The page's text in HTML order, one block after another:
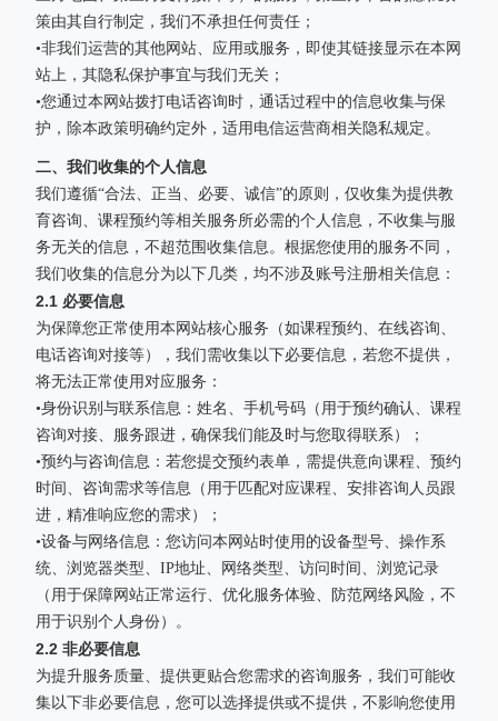
策由其自行制定，我们不承担任何责任；
•非我们运营的其他网站、应用或服务，即使其链接显示在本网
站上，其隐私保护事宜与我们无关；
•您通过本网站拨打电话咨询时，通话过程中的信息收集与保
护，除本政策明确约定外，适用电信运营商相关隐私规定。
二、我们收集的个人信息
我们遵循“合法、正当、必要、诚信”的原则，仅收集为提供教
育咨询、课程预约等相关服务所必需的个人信息，不收集与服
务无关的信息，不超范围收集信息。根据您使用的服务不同，
我们收集的信息分为以下几类，均不涉及账号注册相关信息：
2.1 必要信息
为保障您正常使用本网站核心服务（如课程预约、在线咨询、
电话咨询对接等），我们需收集以下必要信息，若您不提供，
将无法正常使用对应服务：
•身份识别与联系信息：姓名、手机号码（用于预约确认、课程
咨询对接、服务跟进，确保我们能及时与您取得联系）；
•预约与咨询信息：若您提交预约表单，需提供意向课程、预约
时间、咨询需求等信息（用于匹配对应课程、安排咨询人员跟
进，精准响应您的需求）；
•设备与网络信息：您访问本网站时使用的设备型号、操作系
统、浏览器类型、IP地址、网络类型、访问时间、浏览记录
（用于保障网站正常运行、优化服务体验、防范网络风险，不
用于识别个人身份）。
2.2 非必要信息
为提升服务质量、提供更贴合您需求的咨询服务，我们可能收
集以下非必要信息，您可以选择提供或不提供，不影响您使用